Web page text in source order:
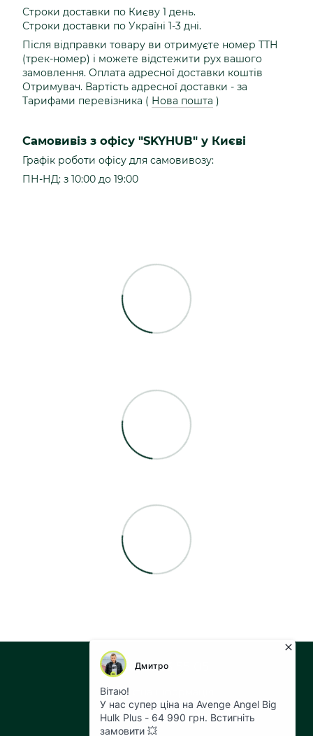
Строки доставки по Києву 1 день.
Строки доставки по Україні 1-3 дні.
Після відправки товару ви отримуєте номер ТТН
(трек-номер) і можете відстежити рух вашого
замовлення. Оплата адресної доставки коштів
Отримувач. Вартість адресної доставки - за
Тарифами перевізника ( Нова пошта )
Самовивіз з офісу "SKYHUB" у Києві
Графік роботи офісу для самовивозу:
ПН-НД: з 10:00 до 19:00
+38 073 043 55 05
Контактна інформація
Повна версія сайту